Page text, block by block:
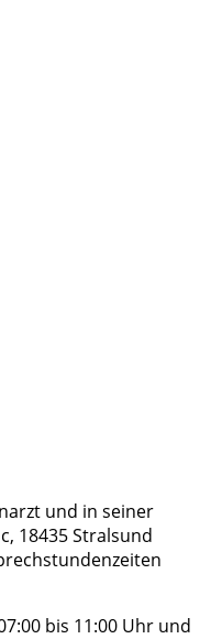
und in seiner
18435 Stralsund
bis 11:00 Uhr und